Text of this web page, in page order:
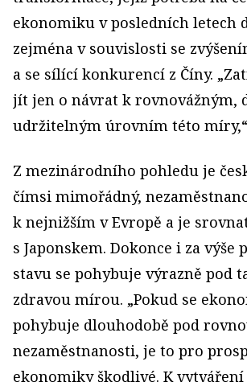
ekonomiku v posledních letech
zejména v souvislosti se
a se sílící konkurencí z Číny.
jít jen o návrat k rovnovážným,
udržitelným úrovním této
Z mezinárodního pohledu je
čímsi mimořádný,
k nejnižším v Evropě a je
s Japonskem. Dokonce i za výše
stavu se pohybuje výrazně pod
zdravou mírou. „Pokud se
pohybuje dlouhodobě pod
nezaměstnanosti, je to pro
ekonomiky škodlivé. K